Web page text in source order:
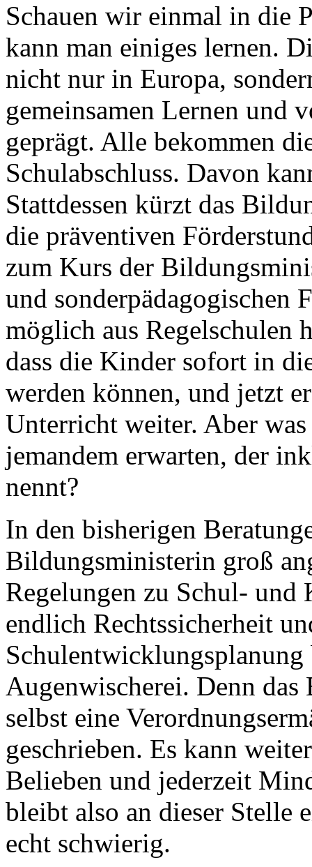
Schauen wir einmal in die
kann man einiges lernen.
nicht nur in Europa,
gemeinsamen Lernen und
geprägt. Alle bekommen
Schulabschluss. Davon
Stattdessen kürzt das
die präventiven
zum Kurs der
und sonderpädagogischen
möglich aus Regelschulen
dass die Kinder sofort in
werden können, und jetzt
Unterricht weiter. Aber
jemandem erwarten, der
nennt?
In den bisherigen
Bildungsministerin groß
Regelungen zu Schul- und
endlich Rechtssicherheit
Schulentwicklungsplanung
Augenwischerei. Denn
selbst eine
geschrieben. Es kann
Belieben und jederzeit
bleibt also an dieser Stelle
echt schwierig.